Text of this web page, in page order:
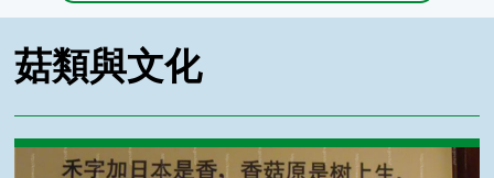
菇類與文化
菇山諺語，意涵深邃